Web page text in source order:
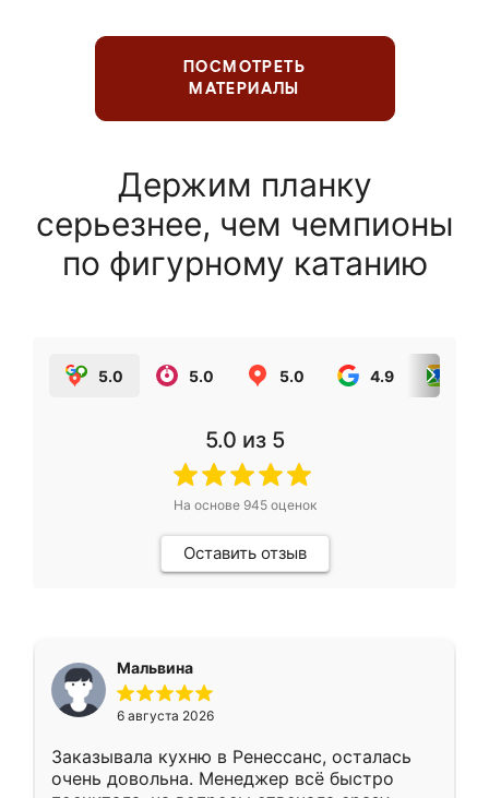
ПОСМОТРЕТЬ
МАТЕРИАЛЫ
Держим планку
серьезнее, чем чемпионы
по фигурному катанию
5.0 5.0 5.0 4.9
5.0 из 5
На основе 945оценок
Оставить отзыв
Мальвина
6 августа 2026
Заказывала кухню в Ренессанс, осталась
очень довольна. Менеджер всё быстро